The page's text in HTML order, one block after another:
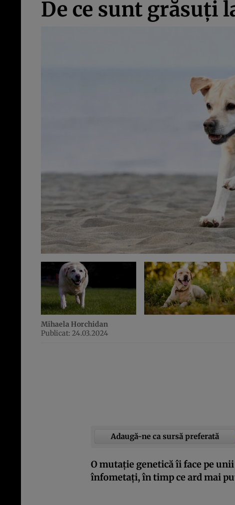
De ce sunt grăsuți
Mihaela Horchidan
Publicat: 24.03.2024
Adaugă-ne ca sursă preferată
O mutație genetică îi face pe
înfometați, în timp ce ard mai